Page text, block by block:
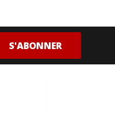
S'ABONNER